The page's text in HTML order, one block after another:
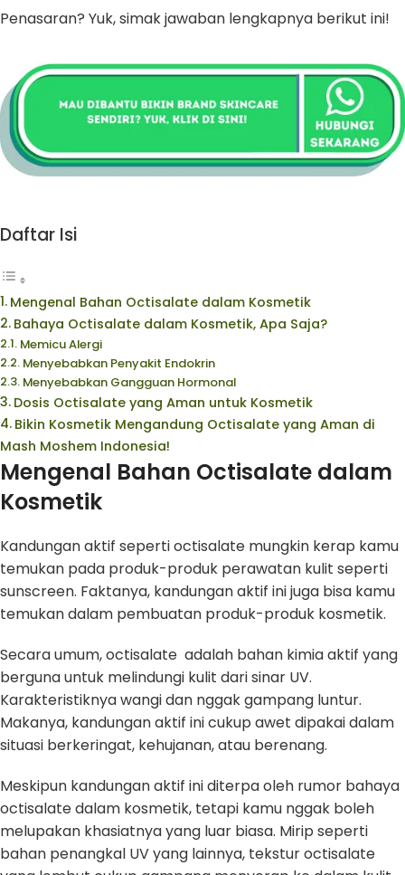
Penasaran? Yuk, simak jawaban lengkapnya berikut ini!
Daftar Isi
Mengenal Bahan Octisalate dalam Kosmetik
Bahaya Octisalate dalam Kosmetik, Apa Saja?
Memicu Alergi
Menyebabkan Penyakit Endokrin
Menyebabkan Gangguan Hormonal
Dosis Octisalate yang Aman untuk Kosmetik
Bikin Kosmetik Mengandung Octisalate yang Aman di
Mash Moshem Indonesia!
Mengenal Bahan Octisalate dalam
Kosmetik
Kandungan aktif seperti octisalate mungkin kerap kamu
temukan pada produk-produk perawatan kulit seperti
sunscreen. Faktanya, kandungan aktif ini juga bisa kamu
temukan dalam pembuatan produk-produk kosmetik.
Secara umum, octisalate adalah bahan kimia aktif yang
berguna untuk melindungi kulit dari sinar UV.
Karakteristiknya wangi dan nggak gampang luntur.
Makanya, kandungan aktif ini cukup awet dipakai dalam
situasi berkeringat, kehujanan, atau berenang.
Meskipun kandungan aktif ini diterpa oleh rumor bahaya
octisalate dalam kosmetik, tetapi kamu nggak boleh
melupakan khasiatnya yang luar biasa. Mirip seperti
bahan penangkal UV yang lainnya, tekstur octisalate